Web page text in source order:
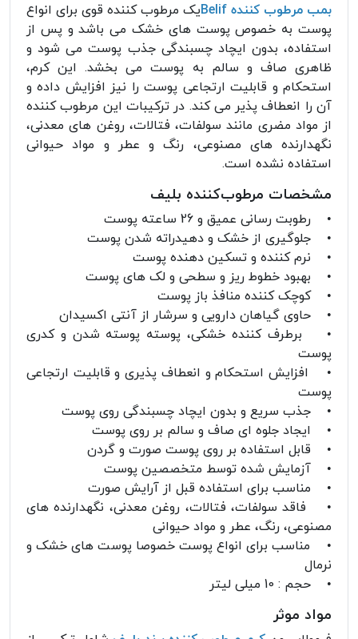
بمب مرطوب کننده Belif
یک مرطوب کننده قوی برای انواع
پوست به خصوص پوست های خشک می باشد و پس از
استفاده، بدون ایچاد چسبندگی جذب پوست می شود و
ظاهری صاف و سالم به پوست می بخشد. این کرم،
استحکام و قابلیت ارتجاعی پوست را نیز افزایش داده و
آن را انعطاف پذیر می کند. در ترکیبات این مرطوب کننده
از مواد مضری مانند سولفات، فتالات، روغن های معدنی،
نگهدارنده های مصنوعی، رنگ و عطر و مواد حیوانی
استفاده نشده است.
مشخصات مرطوب‌کننده بلیف
• رطوبت رسانی عمیق و 26 ساعته پوست
• جلوگیری از خشک و دهیدراته شدن پوست
• نرم کننده و تسکین دهنده پوست
• بهبود خطوط ریز و سطحی و لک های پوست
• کوچک کننده منافذ باز پوست
• حاوی گیاهان دارویی و سرشار از آنتی اکسیدان
• برطرف کننده خشکی، پوسته پوسته شدن و کدری
پوست
• افزایش استحکام و انعطاف پذیری و قابلیت ارتجاعی
پوست
• جذب سریع و بدون ایچاد چسبندگی روی پوست
• ایجاد جلوه ای صاف و سالم بر روی پوست
• قابل استفاده بر روی پوست صورت و گردن
• آزمایش شده توسط متخصصین پوست
• مناسب برای استفاده قبل از آرایش صورت
• فاقد سولفات، فتالات، روغن معدنی، نگهدارنده های
مصنوعی، رنگ، عطر و مواد حیوانی
• مناسب برای انواع پوست خصوصا پوست های خشک و
نرمال
• حجم : 10 میلی لیتر
مواد موثر